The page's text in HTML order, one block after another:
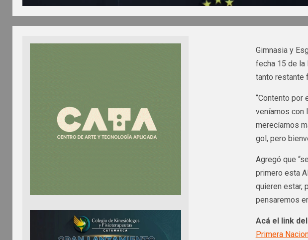
Gimnasia y
fecha 15 de la
tanto restante
“Contento por
veníamos con
merecíamos
gol, pero
Agregó que
primero esta
quieren estar,
pensaremos
Acá el link
Primera